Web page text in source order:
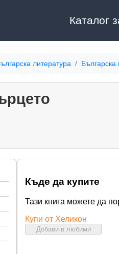
Каталог
литература Българска
Къде да купите
Тази книга можете да
Купи от Хеликон
Добави в любими